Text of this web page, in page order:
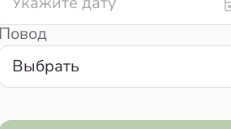
Повод
Выбрать